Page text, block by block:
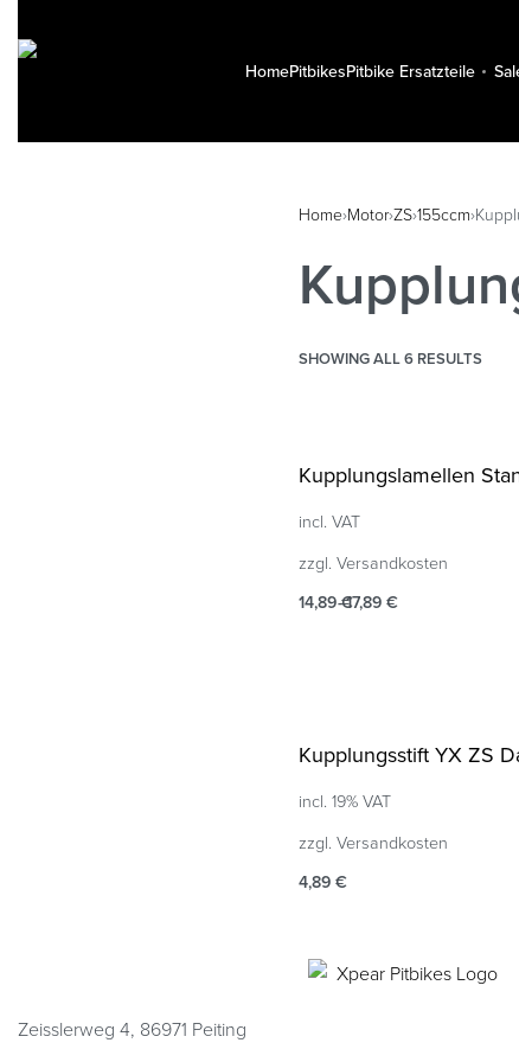
HomePitbikesPitbike Ersatzteile
Home›Motor›ZS›155ccm›
SHOWING ALL 6 RESULTS
Kupplungslamellen
incl. VAT
zzgl. Versandkosten
14,89€17,89€
Kupplungsstift YX ZS
incl. 19% VAT
zzgl. Versandkosten
4,89 €
Zeisslerweg 4, 86971 Peiting